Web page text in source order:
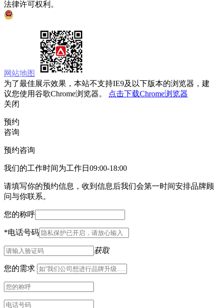
法律许可权利。
网站地图
为了最佳展示效果，本站不支持IE9及以下版本的浏览器，建
议您使用谷歌Chrome浏览器。
点击下载Chrome浏览器
关闭
预约
咨询
预约咨询
我们的工作时间为工作日09:00-18:00
请填写你的预约信息，收到信息后我们会第一时间安排品牌顾
问与你联系。
您的称呼
*电话号码
获取
您的需求